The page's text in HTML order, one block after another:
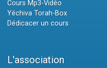
Cours Mp3-Vidéo
Yéchiva Torah-Box
Dédicacer un cours
L'association